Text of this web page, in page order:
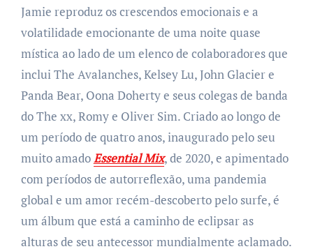
Jamie reproduz os crescendos emocionais e a
volatilidade emocionante de uma noite quase
mística ao lado de um elenco de colaboradores que
inclui The Avalanches, Kelsey Lu, John Glacier e
Panda Bear, Oona Doherty e seus colegas de banda
do The xx, Romy e Oliver Sim. Criado ao longo de
um período de quatro anos, inaugurado pelo seu
muito amadoEssential Mix, de 2020, e apimentado
com períodos de autorreflexão, uma pandemia
global e um amor recém-descoberto pelo surfe, é
um álbum que está a caminho de eclipsar as
alturas de seu antecessor mundialmente aclamado.